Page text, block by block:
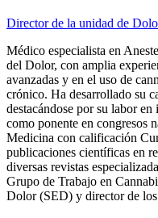
Director de la unidad de
Médico especialista en
del Dolor, con amplia
avanzadas y en el uso de
crónico. Ha desarrollado su
destacándose por su labor
como ponente en congresos
Medicina con calificación
publicaciones científicas en
diversas revistas
Grupo de Trabajo en
Dolor (SED) y director de